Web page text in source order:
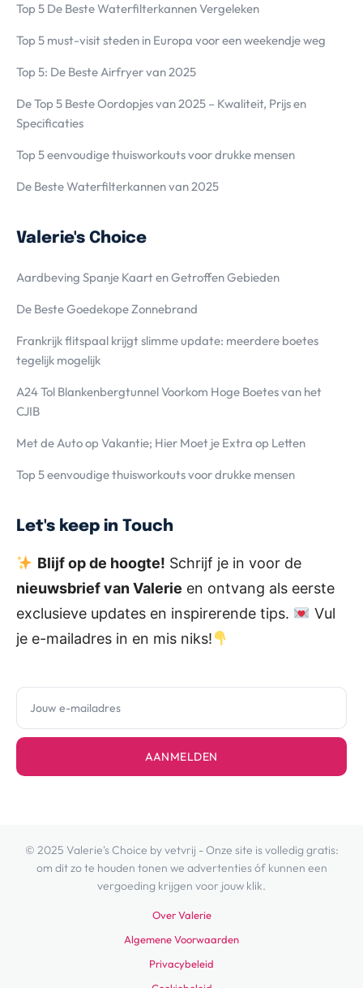
Top 5 De Beste Waterfilterkannen Vergeleken
Top 5 must-visit steden in Europa voor een weekendje weg
Top 5: De Beste Airfryer van 2025
De Top 5 Beste Oordopjes van 2025 – Kwaliteit, Prijs en
Specificaties
Top 5 eenvoudige thuisworkouts voor drukke mensen
De Beste Waterfilterkannen van 2025
Valerie's Choice
Aardbeving Spanje Kaart en Getroffen Gebieden
De Beste Goedekope Zonnebrand
Frankrijk flitspaal krijgt slimme update: meerdere boetes
tegelijk mogelijk
A24 Tol Blankenbergtunnel Voorkom Hoge Boetes van het
CJIB
Met de Auto op Vakantie; Hier Moet je Extra op Letten
Top 5 eenvoudige thuisworkouts voor drukke mensen
Let's keep in Touch
Blijf op de hoogte! Schrijf je in voor de
nieuwsbrief van Valerie en ontvang als eerste
exclusieve updates en inspirerende tips.
Vul
je e-mailadres in en mis niks!
AANMELDEN
© 2025 Valerie's Choice by vetvrij - Onze site is volledig gratis:
om dit zo te houden tonen we advertenties óf kunnen een
vergoeding krijgen voor jouw klik.
Over Valerie
Algemene Voorwaarden
Privacybeleid